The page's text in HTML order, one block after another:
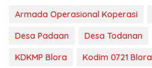
Armada Operasional Koperasi
Desa Padaan
Desa Todanan
KDKMP Blora
Kodim 0721 Blora